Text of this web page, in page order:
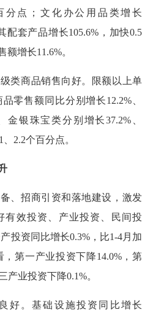
分点；文化办公用品类增长
配套产品增长105.6%，加快0.5
增长11.6%。
类商品销售向好。限额以上单
零售额同比分别增长12.2%、
金银珠宝类分别增长37.2%、
2.2个百分点。
、招商引资和落地建设，激发
有效投资、产业投资、民间投
投资同比增长0.3%，比1-4月加
第一产业投资下降14.0%，第
产业投资下降0.1%。
好。基础设施投资同比增长